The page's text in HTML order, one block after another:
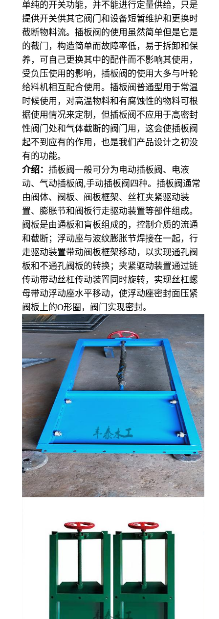
单纯的开关功能，并不能进行定量供给，只是
提供开关供其它阀门和设备短暂维护和更换时
截断物料流。插板阀的使用虽然简单但是它是
的截门，构造简单而故障率低，易于拆卸和保
养，可自己更换其中的配件而不影响其使用，
受负压使用的影响，插板阀的使用大多与叶轮
给料机相互配合使用。插板阀普通型用于常温
时候使用，对高温物料和有腐蚀性的物料可根
据使用情况来定制，但插板阀不应用于高密封
性阀门处和气体截断的阀门用，这会使插板阀
起不到应有的作用，也是我们产品设计之初没
有的功能。
介绍： 插板阀一般可分为电动插板阀、电液
动、气动插板阀,手动插板阀四种。插板阀通常
由阀体、阀板、阀板框架、丝杠夹紧驱动装
置、膨胀节和阀板行走驱动装置等部件组成。
阀板是由通板和盲板组成的，控制介质的流通
和截断；浮动座与波纹膨胀节焊接在一起，行
走驱动装置带动阀板框架移动，以实现通孔阀
板和不通孔阀板的转换；夹紧驱动装置通过链
传动带动丝杠传动装置同时旋转，实现丝杠螺
母带动浮动座水平移动，使浮动座密封面压紧
阀板上的O形圈，阀门实现密封。